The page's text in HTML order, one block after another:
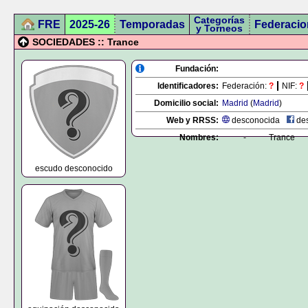
FRE 2025-26 Temporadas Categorías
y Torneos
SOCIEDADES :: Trance
escudo desconocido
Fundación:
Identificadores: Federación: ? NIF: ?
Domicilio social: Madrid (Madrid)
Web y RRSS:
desconocida
Nombres:
- Trance